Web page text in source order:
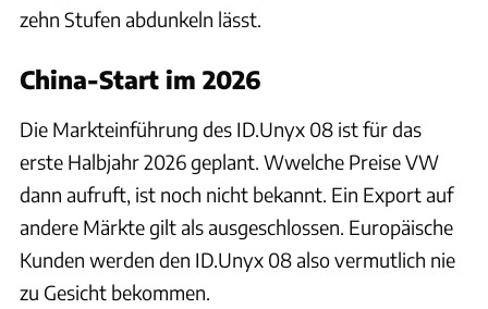
zehn Stufen abdunkeln lässt.
China-Start im 2026
Die Markteinführung des ID.Unyx 08 ist für das
erste Halbjahr 2026 geplant. Wwelche Preise VW
dann aufruft, ist noch nicht bekannt. Ein Export auf
andere Märkte gilt als ausgeschlossen. Europäische
Kunden werden den ID.Unyx 08 also vermutlich nie
zu Gesicht bekommen.